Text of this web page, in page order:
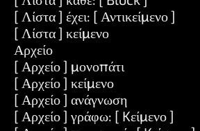
[ Λίστα ] έχει: [ Αντικείμενο ]
[ Λίστα ] κείμενο
Αρχείο
[ Αρχείο ] μονοπάτι
[ Αρχείο ] κείμενο
[ Αρχείο ] ανάγνωση
[ Αρχείο ] γράφω: [ Kείμενο ]